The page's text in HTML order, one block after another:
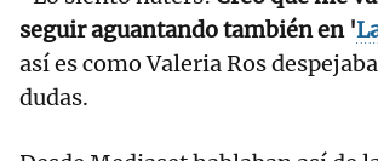
seguir aguantando también en '
así es como Valeria Ros
dudas.